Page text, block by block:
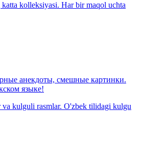
kolleksiyasi. Har bir maqol uchta
анекдоты, смешные картинки.
языке!
va kulguli rasmlar. O'zbek tilidagi kulgu